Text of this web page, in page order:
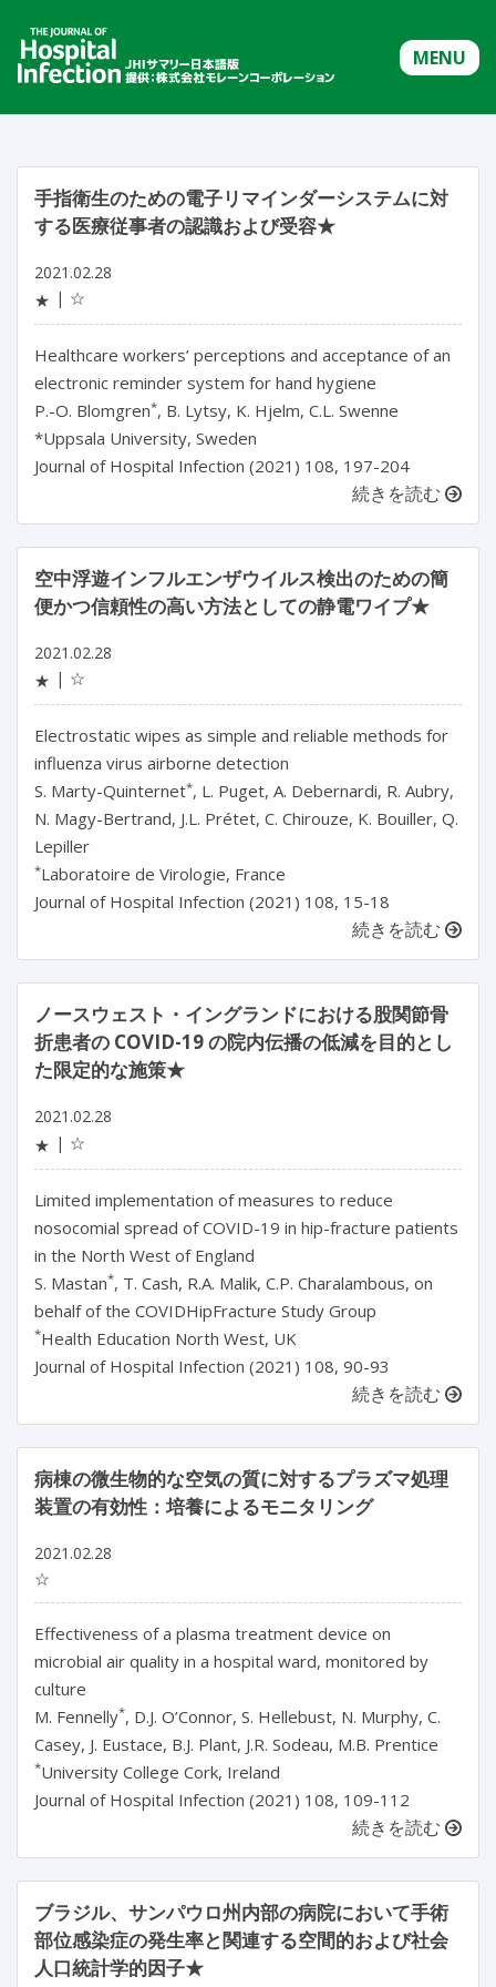
MENU
手指衛生のための電子リマインダーシステムに対
する医療従事者の認識および受容★
2021.02.28
★
☆
Healthcare workers’ perceptions and acceptance of an
electronic reminder system for hand hygiene
P.-O. Blomgren*, B. Lytsy, K. Hjelm, C.L. Swenne
*Uppsala University, Sweden
Journal of Hospital Infection (2021) 108, 197-204
続きを読む
空中浮遊インフルエンザウイルス検出のための簡
便かつ信頼性の高い方法としての静電ワイプ★
2021.02.28
★
☆
Electrostatic wipes as simple and reliable methods for
influenza virus airborne detection
S. Marty-Quinternet*, L. Puget, A. Debernardi, R. Aubry,
N. Magy-Bertrand, J.L. Prétet, C. Chirouze, K. Bouiller, Q.
Lepiller
*Laboratoire de Virologie, France
Journal of Hospital Infection (2021) 108, 15-18
続きを読む
ノースウェスト・イングランドにおける股関節骨
折患者の COVID-19 の院内伝播の低減を目的とし
た限定的な施策★
2021.02.28
★
☆
Limited implementation of measures to reduce
nosocomial spread of COVID-19 in hip-fracture patients
in the North West of England
S. Mastan*, T. Cash, R.A. Malik, C.P. Charalambous, on
behalf of the COVIDHipFracture Study Group
*Health Education North West, UK
Journal of Hospital Infection (2021) 108, 90-93
続きを読む
病棟の微生物的な空気の質に対するプラズマ処理
装置の有効性：培養によるモニタリング
2021.02.28
☆
Effectiveness of a plasma treatment device on
microbial air quality in a hospital ward, monitored by
culture
M. Fennelly*, D.J. O’Connor, S. Hellebust, N. Murphy, C.
Casey, J. Eustace, B.J. Plant, J.R. Sodeau, M.B. Prentice
*University College Cork, Ireland
Journal of Hospital Infection (2021) 108, 109-112
続きを読む
ブラジル、サンパウロ州内部の病院において手術
部位感染症の発生率と関連する空間的および社会
人口統計学的因子★